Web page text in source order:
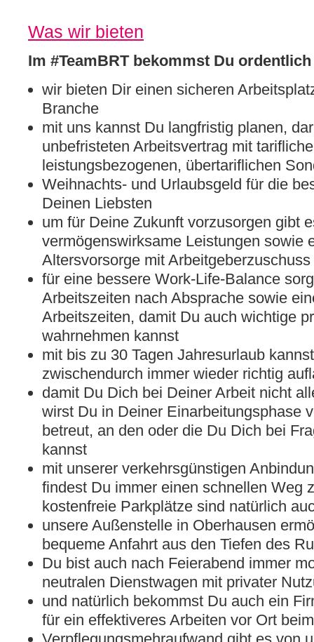
Was wir bieten
Im #TeamBRT bekommst Du
wir bieten Dir einen sicheren
Branche
mit uns kannst Du langfristig planen,
unbefristeten Arbeitsvertrag mit
leistungsbezogenen, übertariflichen
Weihnachts- und Urlaubsgeld für die
Deinen Liebsten
um für Deine Zukunft vorzusorgen gibt
vermögenswirksame Leistungen sowie
Altersvorsorge mit Arbeitgeberzuschuss
für eine bessere Work-Life-Balance
Arbeitszeiten nach Absprache sowie
Arbeitszeiten, damit Du auch wichtige
wahrnehmen kannst
mit bis zu 30 Tagen Jahresurlaub
zwischendurch immer wieder richtig
damit Du Dich bei Deiner Arbeit nicht
wirst Du in Deiner Einarbeitungsphase
betreut, an den oder die Du Dich bei
kannst
mit unserer verkehrsgünstigen
findest Du immer einen schnellen Weg
kostenfreie Parkplätze sind natürlich
unsere Außenstelle in Oberhausen
bequeme Anfahrt aus den Tiefen des
Du bist auch nach Feierabend immer
neutralen Dienstwagen mit privater
und natürlich bekommst Du auch ein
für ein effektiveres Arbeiten vor Ort
Verpflegungsmehraufwand gibt es von